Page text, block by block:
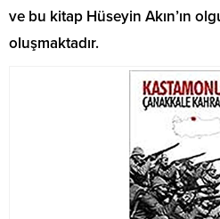
ve bu kitap Hüseyin Akın’ın
oluşmaktadır.